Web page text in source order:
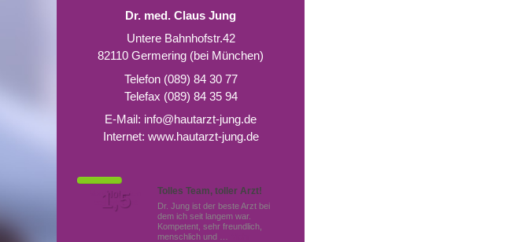
Dr. med. Claus Jung
Untere Bahnhofstr.42
82110 Germering (bei München)
Telefon (089) 84 30 77
Telefax (089) 84 35 94
E-Mail: info@hautarzt-jung.de
Internet: www.hautarzt-jung.de
Tolles Team, toller Arzt!
Dr. Jung ist der beste Arzt bei
dem ich seit langem war.
Kompetent, sehr freundlich,
menschlich und …
Von Patienten
bewertet mit
Note
1,5